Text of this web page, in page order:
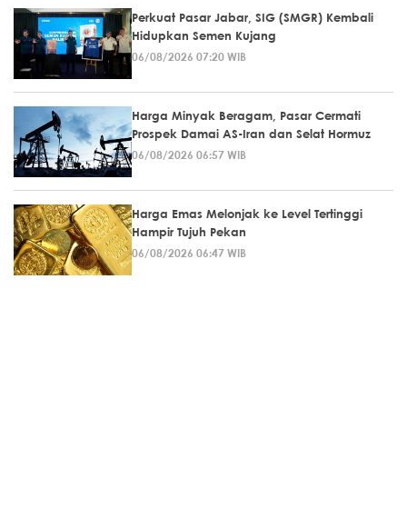
Perkuat Pasar Jabar, SIG (SMGR) Kembali
Hidupkan Semen Kujang
06/08/2026 07:20 WIB
Harga Minyak Beragam, Pasar Cermati
Prospek Damai AS-Iran dan Selat Hormuz
06/08/2026 06:57 WIB
Harga Emas Melonjak ke Level Tertinggi
Hampir Tujuh Pekan
06/08/2026 06:47 WIB